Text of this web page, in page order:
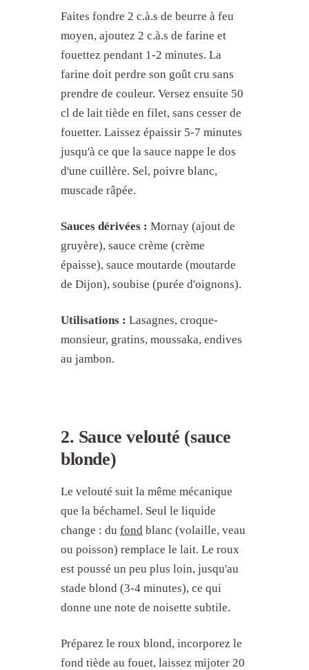
Faites fondre 2 c.à.s de beurre à feu
moyen, ajoutez 2 c.à.s de farine et
fouettez pendant 1-2 minutes. La
farine doit perdre son goût cru sans
prendre de couleur. Versez ensuite 50
cl de lait tiède en filet, sans cesser de
fouetter. Laissez épaissir 5-7 minutes
jusqu'à ce que la sauce nappe le dos
d'une cuillère. Sel, poivre blanc,
muscade râpée.
Sauces dérivées : Mornay (ajout de
gruyère), sauce crème (crème
épaisse), sauce moutarde (moutarde
de Dijon), soubise (purée d'oignons).
Utilisations : Lasagnes, croque-
monsieur, gratins, moussaka, endives
au jambon.
2. Sauce velouté (sauce
blonde)
Le velouté suit la même mécanique
que la béchamel. Seul le liquide
change : du fond blanc (volaille, veau
ou poisson) remplace le lait. Le roux
est poussé un peu plus loin, jusqu'au
stade blond (3-4 minutes), ce qui
donne une note de noisette subtile.
Préparez le roux blond, incorporez le
fond tiède au fouet, laissez mijoter 20